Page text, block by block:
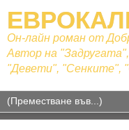
Он-лайн роман от
Автор на
"Девети", "Сенките",